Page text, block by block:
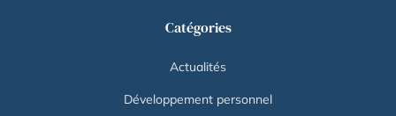
Catégories
Actualités
Développement personnel